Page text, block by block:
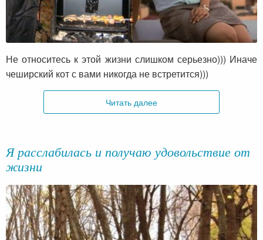
Не относитесь к этой жизни слишком серьезно))) Иначе
чеширский кот с вами никогда не встретится)))
Читать далее
Я расслабилась и получаю удовольствие от
жизни